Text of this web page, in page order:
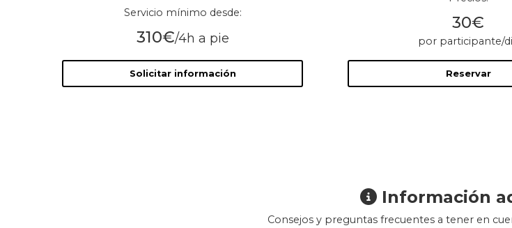
Servicio mínimo desde:
310€/4h a pie
Solicitar información
30€
por participante/
Reservar
Información
Consejos y preguntas frecuentes a tener en